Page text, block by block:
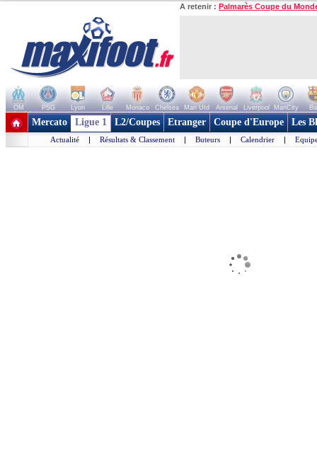
A retenir : Palmarès Coupe du
OM PSG Lyon Lille Monaco Chelsea Man Utd Arsenal Liverpool ManCity
+ de clubs
Mercato Ligue 1 L2/Coupes Etranger Coupe d'Europe Les
Actualité | Résultats & Classement | Buteurs | Calendrier |